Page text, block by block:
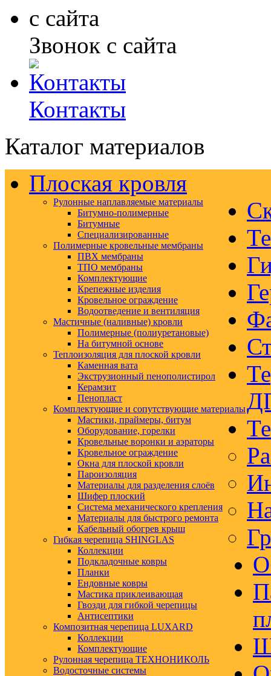
Звонок с сайта
Контакты
Каталог материалов
Плоская кровля
Рулонные наплавляемые материалы
Битумно-полимерные
Битумные
Специализированные
Полимерные кровельные мембраны
ПВХ мембраны
ТПО мембраны
Комплектующие
Крепежные изделия
Кровельное ограждение
Водоотведение и вентиляция
Мастичные (наливные) кровли
Полимерные (полиуретановые)
На битумной основе
Теплоизоляция для плоской кровли
Каменная вата
Экструзионный пенополистирол
Керамзит
Пенопласт
Комплектующие и сопутствующие материалы
Мастики, праймеры, битум
Оборудование, горелки
Кровельные воронки и аэраторы
Кровельное ограждение
Окна для плоской кровли
Пароизоляция
Материалы для разделения слоёв
Шифер плоский
Система механического крепления
Материалы для быстрого ремонта
Кабельный обогрев крыш
Гибкая черепица SHINGLAS
Коллекции
Подкладочные ковры
Планки
Ендовные ковры
Мастика приклеивающая
Гвозди для гибкой черепицы
Антисептики
Композитная черепица LUXARD
Коллекции
Комплектующие
Рулонная черепица ТЕХНОНИКОЛЬ
Водосточные системы